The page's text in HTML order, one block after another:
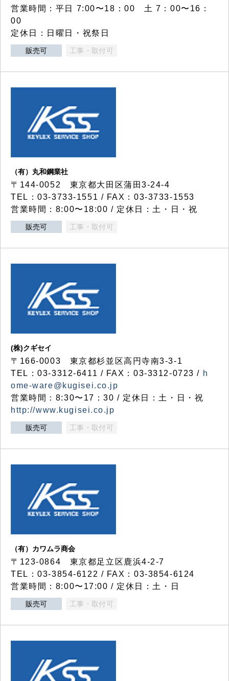
営業時間：平日 7:00〜18：00 土 7：00〜16：
00
定休日：日曜日・祝祭日
販売可 工事・取付可
（有）丸和鋼業社
〒144-0052 東京都大田区蒲田3-24-4
TEL：03-3733-1551 / FAX：03-3733-1553
営業時間：8:00〜18:00 / 定休日：土・日・祝
販売可 工事・取付可
(株)クギセイ
〒166-0003 東京都杉並区高円寺南3-3-1
TEL：03-3312-6411 / FAX：03-3312-0723 / h
ome-ware@kugisei.co.jp
営業時間：8:30〜17：30 / 定休日：土・日・祝
http://www.kugisei.co.jp
販売可 工事・取付可
（有）カワムラ商会
〒123-0864 東京都足立区鹿浜4-2-7
TEL：03-3854-6122 / FAX：03-3854-6124
営業時間：8:00〜17:00 / 定休日：土・日
販売可 工事・取付可